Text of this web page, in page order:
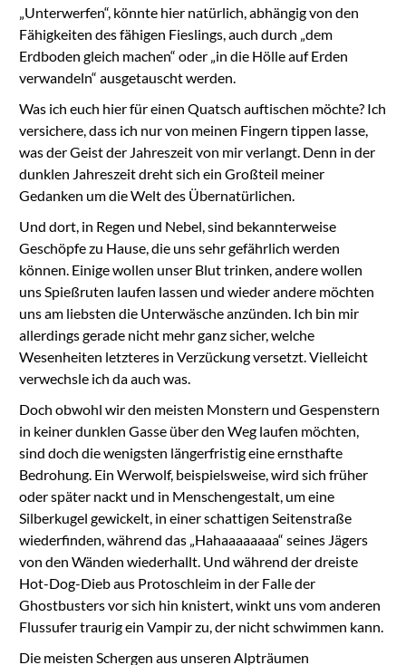
„Unterwerfen“, könnte hier natürlich, abhängig von den
Fähigkeiten des fähigen Fieslings, auch durch „dem
Erdboden gleich machen“ oder „in die Hölle auf Erden
verwandeln“ ausgetauscht werden.
Was ich euch hier für einen Quatsch auftischen möchte? Ich
versichere, dass ich nur von meinen Fingern tippen lasse,
was der Geist der Jahreszeit von mir verlangt. Denn in der
dunklen Jahreszeit dreht sich ein Großteil meiner
Gedanken um die Welt des Übernatürlichen.
Und dort, in Regen und Nebel, sind bekannterweise
Geschöpfe zu Hause, die uns sehr gefährlich werden
können. Einige wollen unser Blut trinken, andere wollen
uns Spießruten laufen lassen und wieder andere möchten
uns am liebsten die Unterwäsche anzünden. Ich bin mir
allerdings gerade nicht mehr ganz sicher, welche
Wesenheiten letzteres in Verzückung versetzt. Vielleicht
verwechsle ich da auch was.
Doch obwohl wir den meisten Monstern und Gespenstern
in keiner dunklen Gasse über den Weg laufen möchten,
sind doch die wenigsten längerfristig eine ernsthafte
Bedrohung. Ein Werwolf, beispielsweise, wird sich früher
oder später nackt und in Menschengestalt, um eine
Silberkugel gewickelt, in einer schattigen Seitenstraße
wiederfinden, während das „Hahaaaaaaaa“ seines Jägers
von den Wänden wiederhallt. Und während der dreiste
Hot-Dog-Dieb aus Protoschleim in der Falle der
Ghostbusters vor sich hin knistert, winkt uns vom anderen
Flussufer traurig ein Vampir zu, der nicht schwimmen kann.
Die meisten Schergen aus unseren Alpträumen